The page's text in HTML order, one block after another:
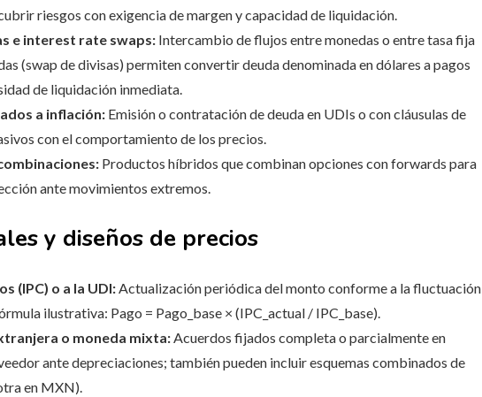
riesgos con exigencia de margen y capacidad de liquidación.
e interest rate swaps: Intercambio de flujos entre monedas o entre tasa fija
(swap de divisas) permiten convertir deuda denominada en dólares a pagos
de liquidación inmediata.
a inflación: Emisión o contratación de deuda en UDIs o con cláusulas de
con el comportamiento de los precios.
Productos híbridos que combinan opciones con forwards para
ante movimientos extremos.
y diseños de precios
(IPC) o a la UDI:Actualización periódica del monto conforme a la fluctuación
ilustrativa: Pago = Pago_base × (IPC_actual / IPC_base).
o moneda mixta:Acuerdos fijados completa o parcialmente en
ante depreciaciones; también pueden incluir esquemas combinados de
en MXN).